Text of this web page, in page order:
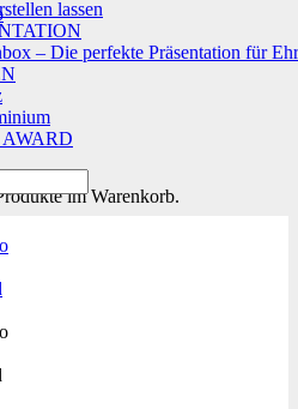
im Warenkorb.
lassen
– Die perfekte Präsentation für